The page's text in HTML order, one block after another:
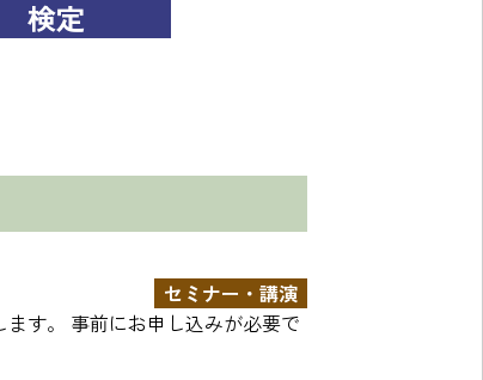
検定
セミナー・講演
す。 事前にお申し込みが必要で